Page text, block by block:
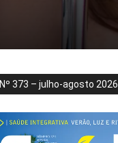
Nº 373 – julho-agosto 2026